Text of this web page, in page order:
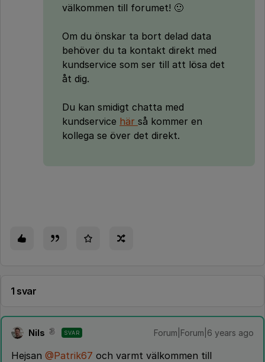
välkommen till forumet! 🙂
Om du önskar ta bort delad data
behöver du ta kontakt direkt med
kundservice som ser till att lösa det
åt dig.
Du kan smidigt chatta med
kundservice här så kommer en
kollega se över det direkt.
1 svar
Nils SVAR Forum|Forum|6 years ago
Hejsan @Patrik67 och varmt välkommen till